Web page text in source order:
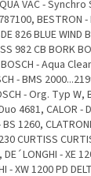
VAC -
826 BLUE
982 CB BORK
- Aqua
- BMS
- Org. Typ W,
4681, CALOR -
1260,
CURTISS
- XE
- XW 1200 PD